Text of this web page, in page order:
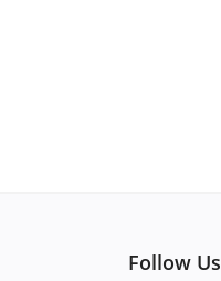
Follow Us